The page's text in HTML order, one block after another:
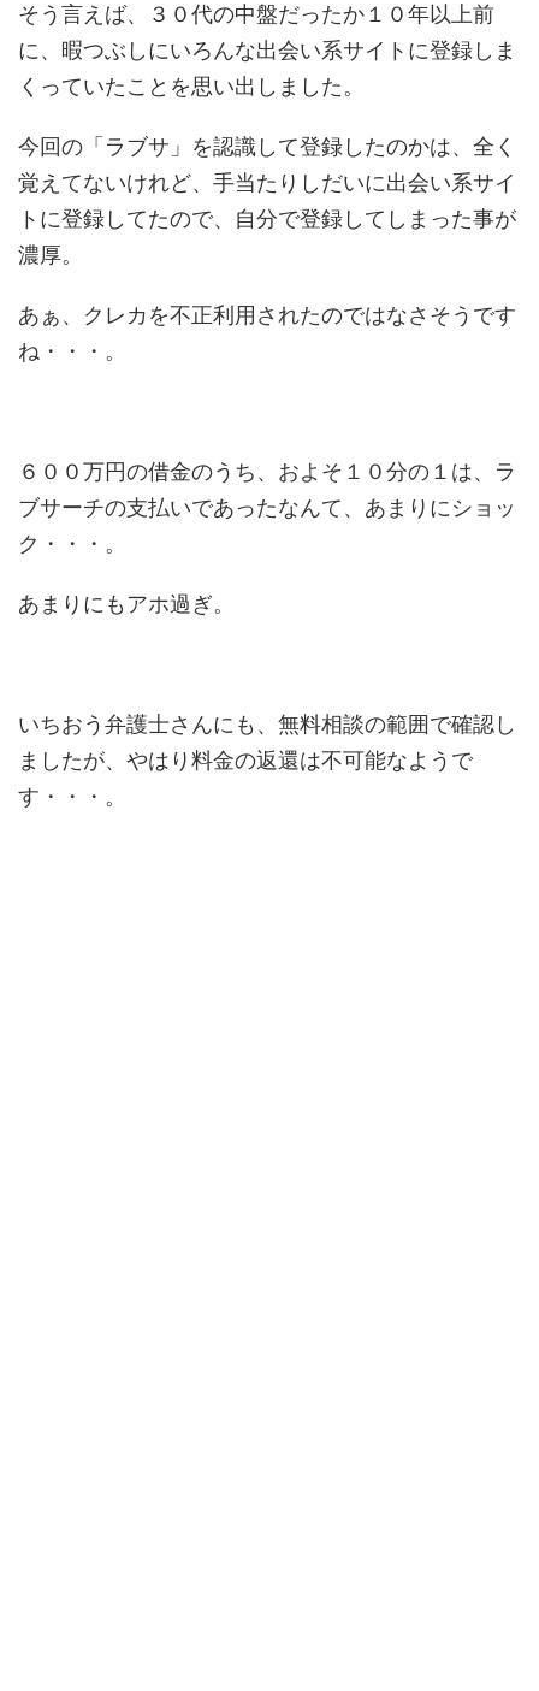
そう言えば、３０代の中盤だったか１０年以上前
に、暇つぶしにいろんな出会い系サイトに登録しま
くっていたことを思い出しました。
今回の「ラブサ」を認識して登録したのかは、全く
覚えてないけれど、手当たりしだいに出会い系サイ
トに登録してたので、自分で登録してしまった事が
濃厚。
あぁ、クレカを不正利用されたのではなさそうです
ね・・・。
６００万円の借金のうち、およそ１０分の１は、ラ
ブサーチの支払いであったなんて、あまりにショッ
ク・・・。
あまりにもアホ過ぎ。
いちおう弁護士さんにも、無料相談の範囲で確認し
ましたが、やはり料金の返還は不可能なようで
す・・・。